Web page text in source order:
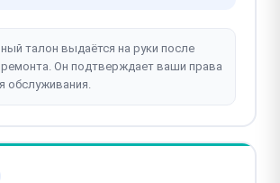
талон выдаётся на руки после
Он подтверждает ваши права
обслуживания.